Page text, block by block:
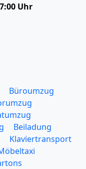
Uhr
Büroumzug
Beiladung
Klaviertransport